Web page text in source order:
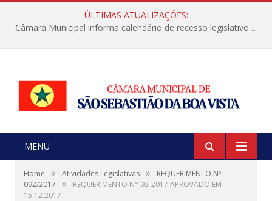
ÚLTIMAS ATUALIZAÇÕES:
Câmara Municipal informa calendário de recesso legislativo de julho
MENU
Home » Atividades Legislativas »
REQUERIMENTO Nº
092/2017
»
REQUERIMENTO N° 92-2017 APROVADO EM
15.12.2017